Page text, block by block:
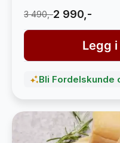
3 490,-2 990,-
Legg
Bli Fordelskunde